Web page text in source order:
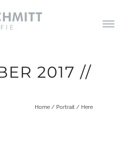
2017 //
Home / Portrait / Here